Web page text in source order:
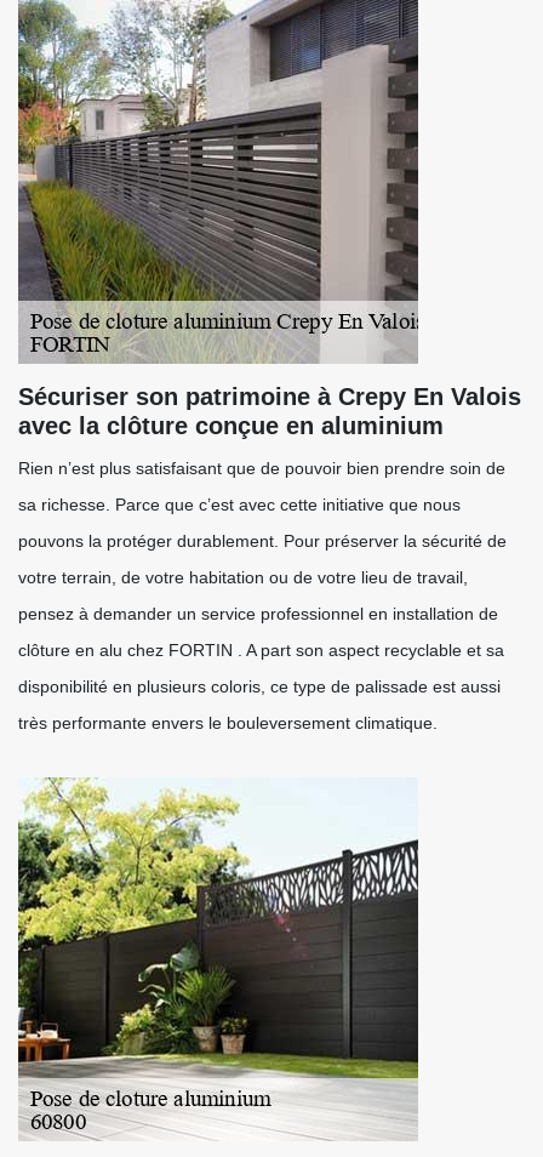
Sécuriser son patrimoine à Crepy En Valois
avec la clôture conçue en aluminium
Rien n’est plus satisfaisant que de pouvoir bien prendre soin de
sa richesse. Parce que c’est avec cette initiative que nous
pouvons la protéger durablement. Pour préserver la sécurité de
votre terrain, de votre habitation ou de votre lieu de travail,
pensez à demander un service professionnel en installation de
clôture en alu chez FORTIN . A part son aspect recyclable et sa
disponibilité en plusieurs coloris, ce type de palissade est aussi
très performante envers le bouleversement climatique.